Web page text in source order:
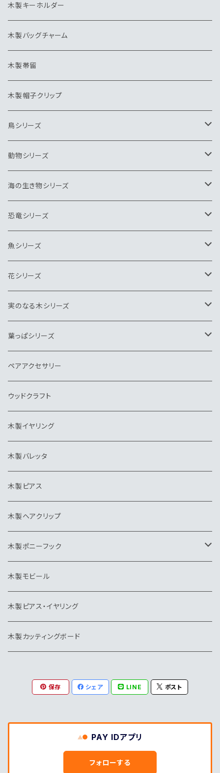
木製キーホルダー
木製バッグチャーム
木製帯留
木製帽子クリップ
鳥シリーズ
ブローチ
ペンダント
ネクタイピン
キーホルダー
ヘアゴム
帯留
バッグチャーム
帽子クリップ
イヤリング
バレッタ
ピアス
ヘアクリップ
ポニーフック
モビール
動物シリーズ
ブローチ
ペンダント
ネクタイピン
キーホルダー
ヘアゴム
帽子クリップ
イヤリング
ピアス・イヤリング
海の生き物シリーズ
ブローチ
ペンダント
ネクタイピン
キーホルダー
バッグチャーム
ウッドクラフト
ヘアゴム
帽子クリップ
ピンブローチ・タイタック
カッティングボード
恐竜シリーズ
ブローチ
ペンダント
ネクタイピン
キーホルダー
ピンブローチ・タイタック
魚シリーズ
ブローチ
ペンダント
ネクタイピン
キーホルダー
花シリーズ
ヘアゴム
ブローチ
ネクタイピン
実のなる木シリーズ
ペンダント
ブローチ
葉っぱシリーズ
ブローチ
ペンダント
ネクタイピン
キーホルダー
ヘアゴム
帽子クリップ
ペアアクセサリー
ウッドクラフト
木製イヤリング
木製バレッタ
木製ピアス
木製ヘアクリップ
木製ポニーフック
トリ
木製モビール
木製ピアス・イヤリング
木製カッティングボード
保存 シェア LINE ポスト
PAY IDアプリ
フォローする